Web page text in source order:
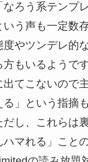
ろう系テンプ
いう声も一定数
やツンデレ的
もいるようで
出てこないので
る」という指摘
だし、これらは
マれる」こと